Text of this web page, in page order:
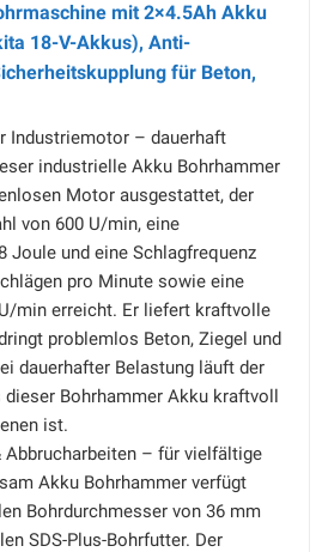
mit 2×4.5Ah Akku
18-V-Akkus), Anti-
für Beton,
Industriemotor – dauerhaft
industrielle Akku Bohrhammer
Motor ausgestattet, der
von 600 U/min, eine
Joule und eine Schlagfrequenz
pro Minute sowie eine
min erreicht. Er liefert kraftvolle
problemlos Beton, Ziegel und
dauerhafter Belastung läuft der
Bohrhammer Akku kraftvoll
ist.
Abbrucharbeiten – für vielfältige
Akku Bohrhammer verfügt
Bohrdurchmesser von 36 mm
SDS-Plus-Bohrfutter. Der